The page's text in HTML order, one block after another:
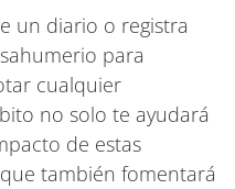
un diario o registra
para
cualquier
no solo te ayudará
de estas
también fomentará